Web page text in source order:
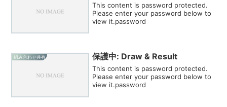
This content is password protected.
Please enter your password below to
view it.password
組み合わせ共有 保護中: Draw & Result
This content is password protected.
Please enter your password below to
view it.password